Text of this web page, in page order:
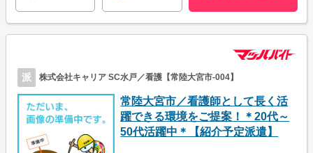
派 株式会社キャリア SC水戸／看護【常陸大宮市-004】
常陸大宮市／看護師として長く活
躍できる環境をご提案！＊20代～
50代活躍中＊【紹介予定派遣】